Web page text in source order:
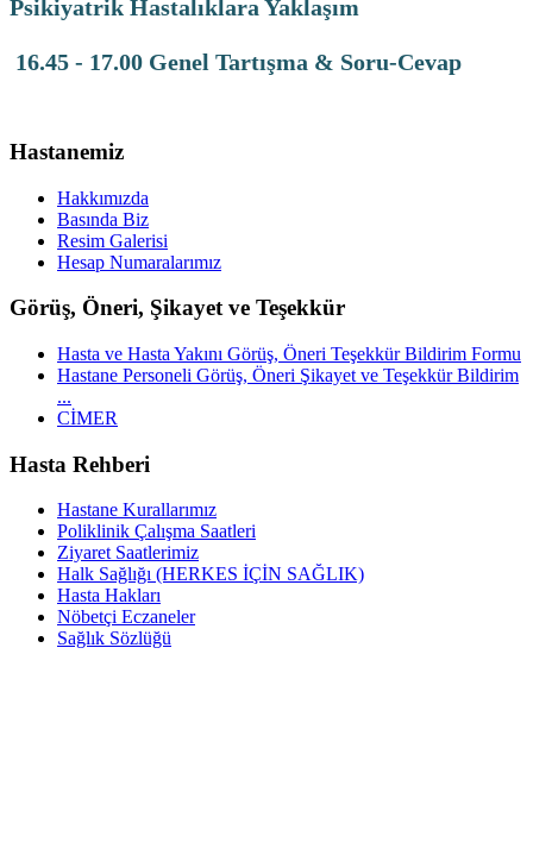
Psikiyatrik Hastalıklara Yaklaşım
16.45 - 17.00 Genel Tartışma & Soru-Cevap
Hastanemiz
Hakkımızda
Basında Biz
Resim Galerisi
Hesap Numaralarımız
Görüş, Öneri, Şikayet ve Teşekkür
Hasta ve Hasta Yakını Görüş, Öneri Teşekkür Bildirim Formu
Hastane Personeli Görüş, Öneri Şikayet ve Teşekkür Bildirim
...
CİMER
Hasta Rehberi
Hastane Kurallarımız
Poliklinik Çalışma Saatleri
Ziyaret Saatlerimiz
Halk Sağlığı (HERKES İÇİN SAĞLIK)
Hasta Hakları
Nöbetçi Eczaneler
Sağlık Sözlüğü